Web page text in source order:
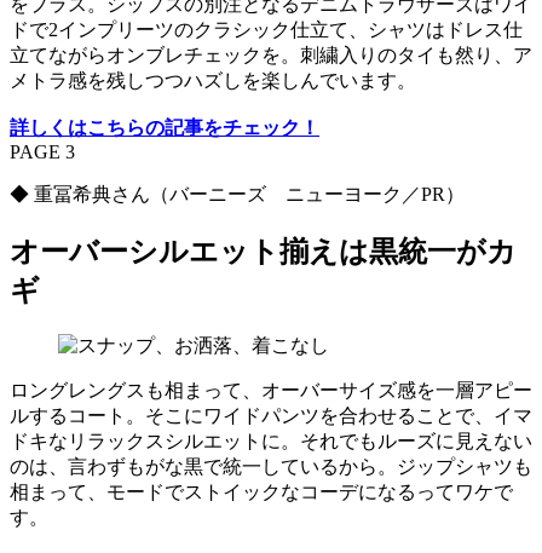
をプラス。シップスの別注となるデニムトラウザーズはワイ
ドで2インプリーツのクラシック仕立て、シャツはドレス仕
立てながらオンブレチェックを。刺繍入りのタイも然り、ア
メトラ感を残しつつハズしを楽しんでいます。
詳しくはこちらの記事をチェック！
PAGE 3
◆ 重冨希典さん（バーニーズ ニューヨーク／PR）
オーバーシルエット揃えは黒統一がカ
ギ
ロングレングスも相まって、オーバーサイズ感を一層アピー
ルするコート。そこにワイドパンツを合わせることで、イマ
ドキなリラックスシルエットに。それでもルーズに見えない
のは、言わずもがな黒で統一しているから。ジップシャツも
相まって、モードでストイックなコーデになるってワケで
す。